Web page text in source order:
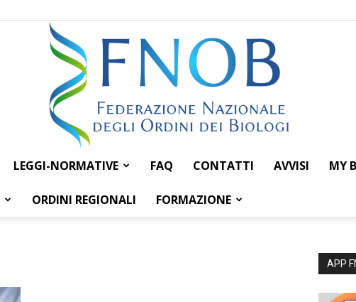
Federazione
LEGGI-NORMATIVE FAQ CONTATTI AVVISI MY
ORDINI REGIONALI FORMAZIONE
APP